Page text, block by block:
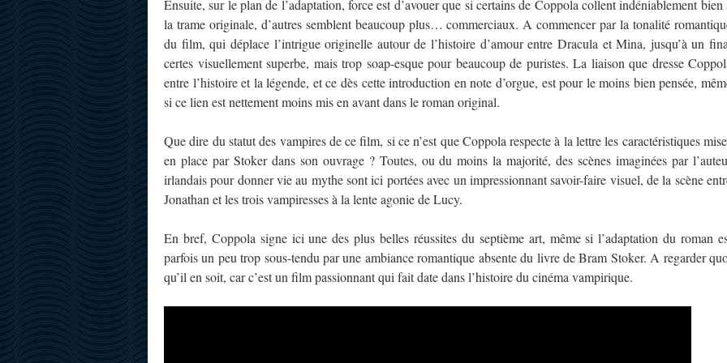
Ensuite, sur le plan de l’adaptation, force est d’avouer que si certains de Coppola collent indéniablement bien
la trame originale, d’autres semblent beaucoup plus… commerciaux. A commencer par la tonalité
du film, qui déplace l’intrigue originelle autour de l’histoire d’amour entre Dracula et Mina, jusqu’à un
certes visuellement superbe, mais trop soap-esque pour beaucoup de puristes. La liaison que dresse
entre l’histoire et la légende, et ce dès cette introduction en note d’orgue, est pour le moins bien pensée,
si ce lien est nettement moins mis en avant dans le roman original.
Que dire du statut des vampires de ce film, si ce n’est que Coppola respecte à la lettre les caractéristiques
en place par Stoker dans son ouvrage ? Toutes, ou du moins la majorité, des scènes imaginées par
irlandais pour donner vie au mythe sont ici portées avec un impressionnant savoir-faire visuel, de la scène
Jonathan et les trois vampiresses à la lente agonie de Lucy.
En bref, Coppola signe ici une des plus belles réussites du septième art, même si l’adaptation du roman
parfois un peu trop sous-tendu par une ambiance romantique absente du livre de Bram Stoker. A regarder
qu’il en soit, car c’est un film passionnant qui fait date dans l’histoire du cinéma vampirique.